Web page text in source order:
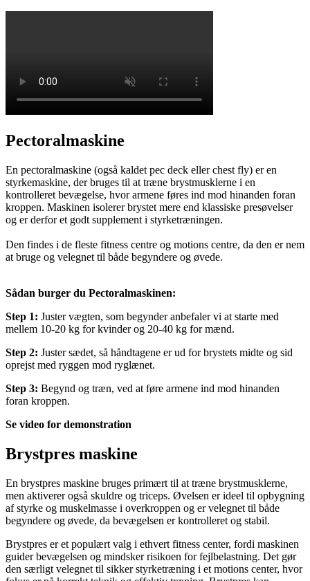
Pectoralmaskine
En pectoralmaskine (også kaldet pec deck eller chest fly) er en
styrkemaskine, der bruges til at træne brystmusklerne i en
kontrolleret bevægelse, hvor armene føres ind mod hinanden foran
kroppen. Maskinen isolerer brystet mere end klassiske presøvelser
og er derfor et godt supplement i styrketræningen.
Den findes i de fleste fitness centre og motions centre, da den er nem
at bruge og velegnet til både begyndere og øvede.
Sådan burger du Pectoralmaskinen:
Step 1: Juster vægten, som begynder anbefaler vi at starte med
mellem 10-20 kg for kvinder og 20-40 kg for mænd.
Step 2: Juster sædet, så håndtagene er ud for brystets midte og sid
oprejst med ryggen mod ryglænet.
Step 3: Begynd og træn, ved at føre armene ind mod hinanden
foran kroppen.
Se video for demonstration
Brystpres maskine
En brystpres maskine bruges primært til at træne brystmusklerne,
men aktiverer også skuldre og triceps. Øvelsen er ideel til opbygning
af styrke og muskelmasse i overkroppen og er velegnet til både
begyndere og øvede, da bevægelsen er kontrolleret og stabil.
Brystpres er et populært valg i ethvert fitness center, fordi maskinen
guider bevægelsen og mindsker risikoen for fejlbelastning. Det gør
den særligt velegnet til sikker styrketræning i et motions center, hvor